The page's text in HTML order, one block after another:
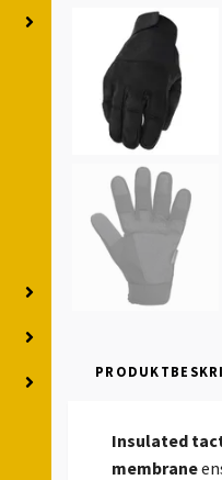
Insulated
membrane